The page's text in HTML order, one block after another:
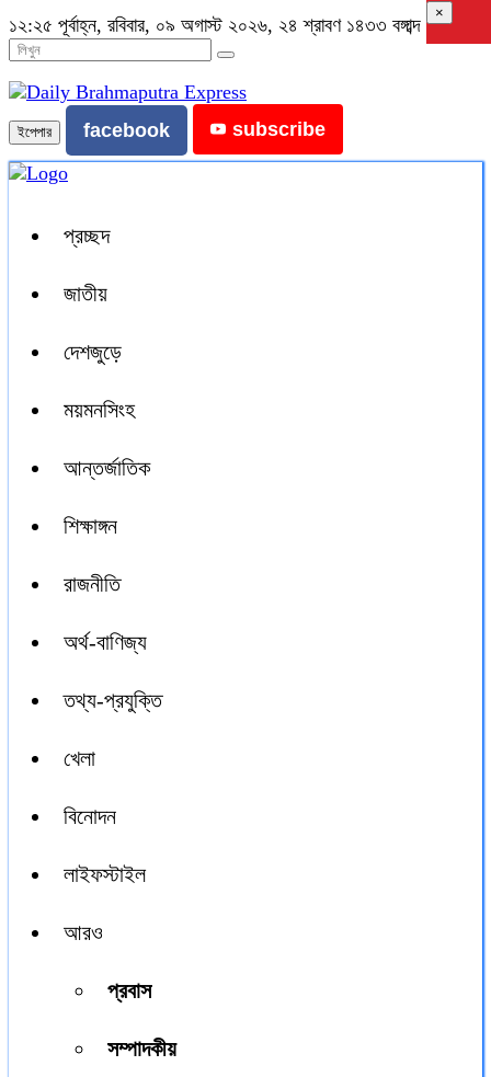
১২:২৫ পূর্বাহ্ন, রবিবার, ০৯ অগাস্ট ২০২৬, ২৪ শ্রাবণ ১৪৩৩ বঙ্গাব্দ
ইপেপার facebook subscribe
প্রচ্ছদ
জাতীয়
দেশজুড়ে
ময়মনসিংহ
আন্তর্জাতিক
শিক্ষাঙ্গন
রাজনীতি
অর্থ-বাণিজ্য
তথ্য-প্রযুক্তি
খেলা
বিনোদন
লাইফস্টাইল
আরও
প্রবাস
সম্পাদকীয়
×